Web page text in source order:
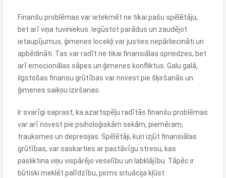
Finanšu problēmas var ietekmēt ne tikai pašu spēlētāju,
bet arī viņa tuviniekus. Iegūstot parādus un zaudējot
ietaupījumus, ģimenes locekļi var justies nepārliecināti un
apbēdināti. Tas var radīt ne tikai finansiālas spriedzes, bet
arī emocionālas sāpes un ģimenes konfliktus. Galu galā,
ilgstošas finansu grūtības var novest pie šķiršanās un
ģimenes saikņu iziršanas.
Ir svarīgi saprast, ka azartspēļu radītās finanšu problēmas
var arī novest pie psiholoģiskām sekām, piemēram,
trauksmes un depresijas. Spēlētāji, kuri izjūt finansiālas
grūtības, var saskarties ar pastāvīgu stresu, kas
pasliktina viņu vispārējo veselību un labklājību. Tāpēc ir
būtiski meklēt palīdzību, pirms situācija kļūst